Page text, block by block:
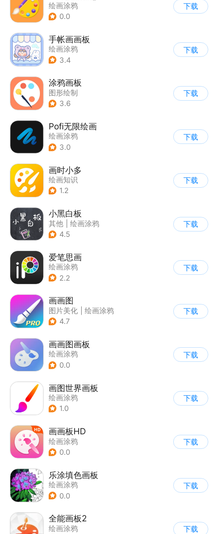
绘画涂鸦
0.0
下载
手帐画画板
绘画涂鸦
3.4
下载
涂鸦画板
图形绘制
3.6
下载
Pofi无限绘画
绘画涂鸦
3.0
下载
画时小多
绘画知识
1.2
下载
小黑白板
其他
绘画涂鸦
4.5
下载
爱笔思画
绘画涂鸦
2.2
下载
画画图
图片美化
绘画涂鸦
4.7
下载
画画图画板
绘画涂鸦
0.0
下载
画图世界画板
绘画涂鸦
1.0
下载
画画板HD
绘画涂鸦
0.0
下载
乐涂填色画板
绘画涂鸦
0.0
下载
全能画板2
绘画涂鸦
下载